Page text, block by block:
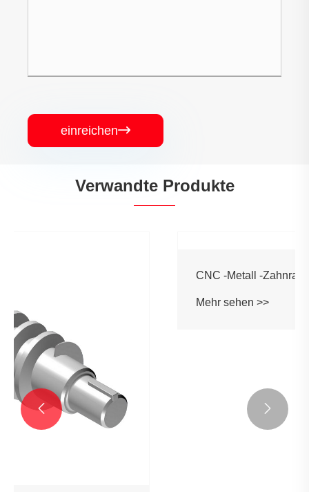
einreichen
Verwandte Produkte
 